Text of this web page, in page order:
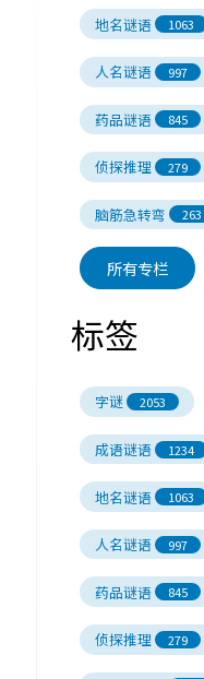
地名谜语 1063
人名谜语 997
药品谜语 845
侦探推理 279
脑筋急转弯 263
所有专栏
标签
字谜 2053
成语谜语 1234
地名谜语 1063
人名谜语 997
药品谜语 845
侦探推理 279